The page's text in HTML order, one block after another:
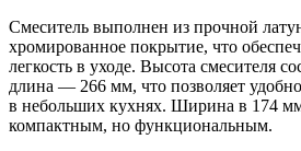
Смеситель выполнен из прочной
хромированное покрытие, что
легкость в уходе. Высота смесителя
длина — 266 мм, что позволяет
в небольших кухнях. Ширина в 174 мм
компактным, но функциональным.